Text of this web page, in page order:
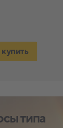
и купить
типа